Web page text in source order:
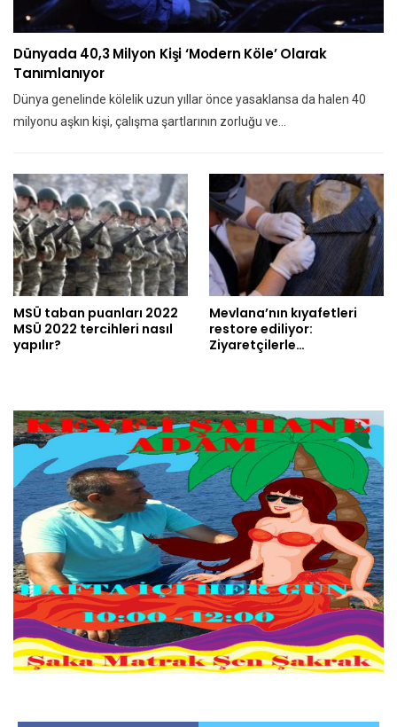
Dünyada 40,3 Milyon Kişi ‘modern Köle’ Olarak
Tanımlanıyor
Dünya genelinde kölelik uzun yıllar önce yasaklansa da halen 40
milyonu aşkın kişi, çalışma şartlarının zorluğu ve…
MSÜ taban puanları 2022
MSÜ 2022 tercihleri nasıl
yapılır?
Mevlana’nın kıyafetleri
restore ediliyor:
Ziyaretçilerle…